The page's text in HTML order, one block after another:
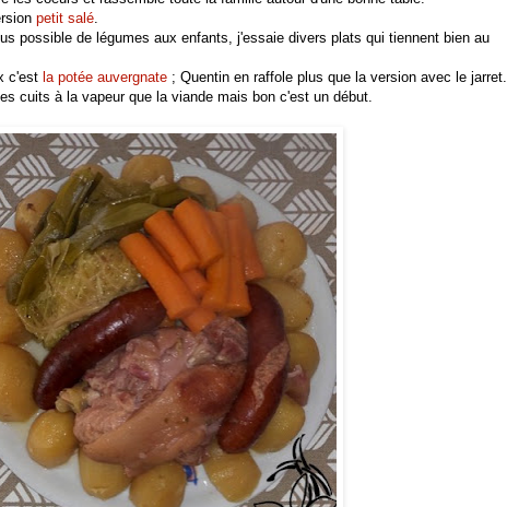
petit salé.
possible de légumes aux enfants, j'essaie divers plats qui tiennent bien au
c'est la potée auvergnate ; Quentin en raffole plus que la version avec le jarret.
cuits à la vapeur que la viande mais bon c'est un début.